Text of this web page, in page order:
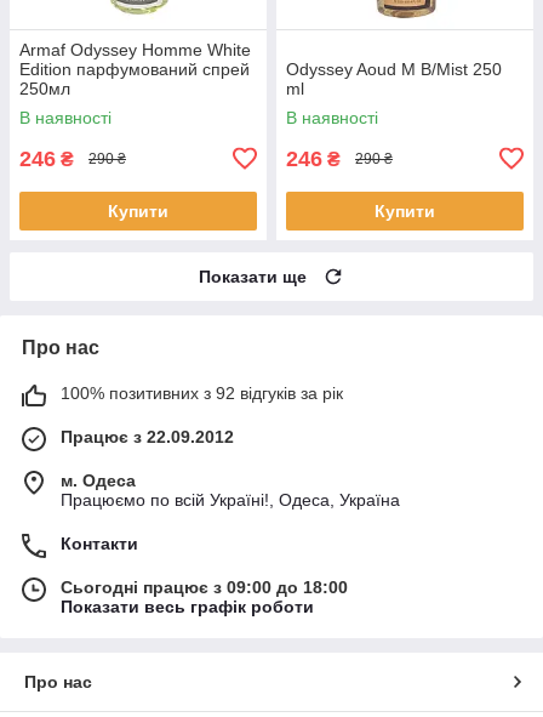
Armaf Odyssey Homme White
Edition парфумований спрей
250мл
В наявності
246 ₴ 290 ₴
Купити
Odyssey Aoud M B/Mist 250
ml
В наявності
246 ₴ 290 ₴
Купити
Показати ще
Про нас
100% позитивних з 92 відгуків за рік
Працює з 22.09.2012
м. Одеса
Працюємо по всій Україні!, Одеса, Україна
Контакти
Сьогодні працює з 09:00 до 18:00
Показати весь графік роботи
Про нас